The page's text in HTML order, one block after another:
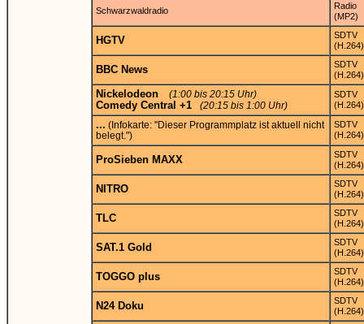
Schwarzwaldradio
Radio
(MP2)
HGTV
SDTV
(H.264)
BBC News
SDTV
(H.264)
Nickelodeon (1:00 bis 20:15 Uhr)
Comedy Central +1 (20:15 bis 1:00 Uhr)
SDTV
(H.264)
... (Infokarte: "Dieser Programmplatz ist aktuell nicht
belegt.")
SDTV
(H.264)
ProSieben MAXX
SDTV
(H.264)
NITRO
SDTV
(H.264)
TLC
SDTV
(H.264)
SAT.1 Gold
SDTV
(H.264)
TOGGO plus
SDTV
(H.264)
N24 Doku
SDTV
(H.264)